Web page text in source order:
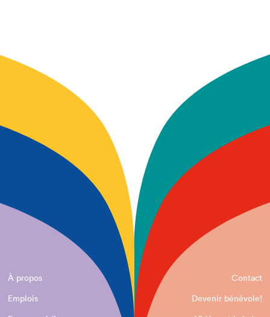
À propos
Contact
Emplois
Devenir bénévole!